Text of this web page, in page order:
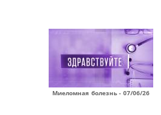
Миеломная болезнь - 07/06/26